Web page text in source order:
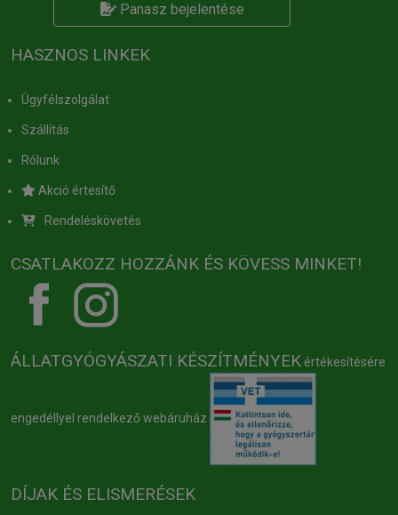
Panasz bejelentése
HASZNOS LINKEK
Ügyfélszolgálat
Szállítás
Rólunk
Akció értesítő
Rendeléskövetés
CSATLAKOZZ HOZZÁNK ÉS KÖVESS MINKET!
ÁLLATGYÓGYÁSZATI KÉSZÍTMÉNYEK értékesítésére
engedéllyel rendelkező webáruház
DÍJAK ÉS ELISMERÉSEK